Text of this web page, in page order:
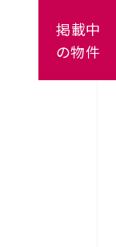
掲載中
の物件